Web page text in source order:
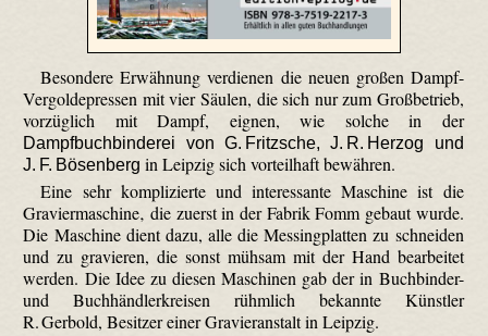
Besondere Erwähnung verdienen die neuen großen Dampf-
Ver­golde­pressen mit vier Säulen, die sich nur zum Großbetrieb,
vorzüglich mit Dampf, eignen, wie solche in der
Dampfbuchbinderei von G. Fritzsche, J. R. Herzog und
J. F. Bösenberg in Leipzig sich vorteilhaft bewähren.
Eine sehr komplizierte und interessante Maschine ist die
Graviermaschine‚ die zuerst in der Fabrik Fomm gebaut wurde.
Die Maschine dient dazu, alle die Messingplatten zu schneiden
und zu gravieren, die sonst mühsam mit der Hand bearbeitet
werden. Die Idee zu diesen Maschinen gab der in Buchbinder-
und Buchhändlerkreisen rühmlich bekannte Künstler
R. Gerbold, Besitzer einer Gravieranstalt in Leipzig.